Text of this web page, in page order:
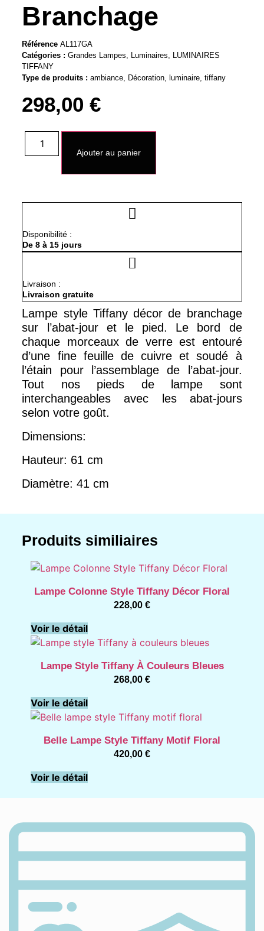
Branchage
RéférenceAL117GA
Catégories : Grandes Lampes Luminaires
LUMINAIRES
TIFFANY
Type de produits : ambiance Décoration luminaire ,tiffany
298,00€
quantité
Lampe
Branchage
Ajouter au panier
Disponibilité :
De 8 à 15 jours
Livraison :
Livraison gratuite
Lampe style Tiffany décor de branchage
sur l’abat-jour et le pied. Le bord de
chaque morceaux de verre est entouré
d’une fine feuille de cuivre et soudé à
l’étain pour l’assemblage de l’abat-jour.
Tout nos pieds de lampe sont
interchangeables avec les abat-jours
selon votre goût.
Dimensions:
Hauteur: 61 cm
Diamètre: 41 cm
Produits similiaires
Lampe Colonne Style Tiffany Décor Floral
228,00 €
Voir le détail
Lampe Style Tiffany À Couleurs Bleues
268,00 €
Voir le détail
Belle Lampe Style Tiffany Motif Floral
420,00 €
Voir le détail